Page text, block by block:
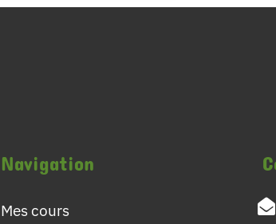
Navigation
Mes cours